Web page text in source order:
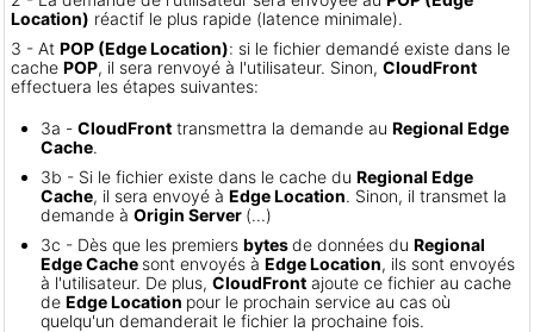
Location) réactif le plus rapide (latence minimale).
3 - At POP (Edge Location): si le fichier demandé existe dans le
cache POP, il sera renvoyé à l'utilisateur. Sinon, CloudFront
effectuera les étapes suivantes:
3a - CloudFront transmettra la demande au Regional Edge
Cache.
3b - Si le fichier existe dans le cache du Regional Edge
Cache, il sera envoyé à Edge Location. Sinon, il transmet la
demande à Origin Server (...)
3c - Dès que les premiers bytesde données du Regional
Edge Cache sont envoyés à Edge Location, ils sont envoyés
à l'utilisateur. De plus, CloudFront ajoute ce fichier au cache
de Edge Location pour le prochain service au cas où
quelqu'un demanderait le fichier la prochaine fois.